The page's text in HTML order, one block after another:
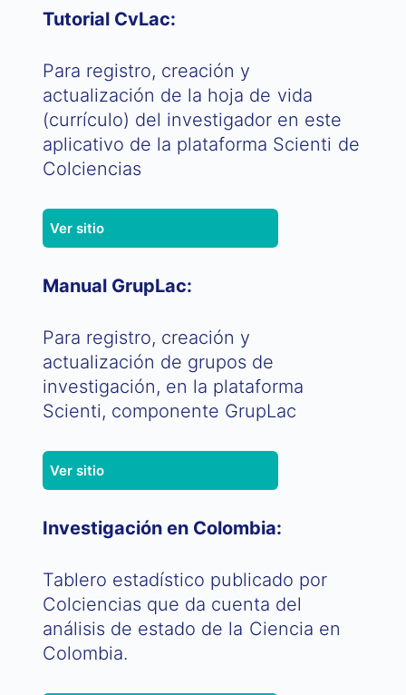
Tutorial CvLac:
Para registro, creación y
actualización de la hoja de vida
(currículo) del investigador en este
aplicativo de la plataforma Scienti de
Colciencias
Ver sitio
Manual GrupLac:
Para registro, creación y
actualización de grupos de
investigación, en la plataforma
Scienti, componente GrupLac
Ver sitio
Investigación en Colombia:
Tablero estadístico publicado por
Colciencias que da cuenta del
análisis de estado de la Ciencia en
Colombia.